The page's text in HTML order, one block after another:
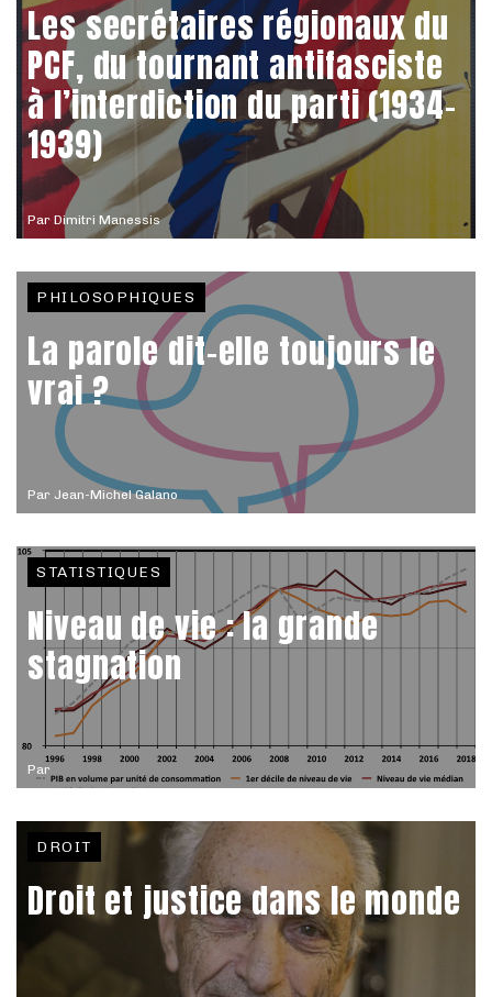
Par Dimitri Manessis
Les secrétaires régionaux du
PCF, du tournant antifasciste
à l’interdiction du parti (1934-
1939)
Par Jean-Michel Galano
PHILOSOPHIQUES
La parole dit-elle toujours le
vrai ?
Par
STATISTIQUES
Niveau de vie : la grande
stagnation
DROIT
Droit et justice dans le monde